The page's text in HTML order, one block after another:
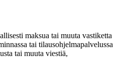
maksua tai muuta vastiketta
tai tilausohjelmapalvelussa
tai muuta viestiä,